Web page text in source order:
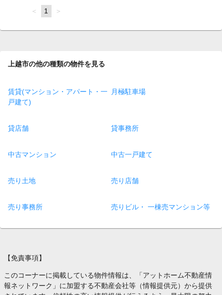
page
You're
page
1 page
上越市の他の種類の物件を見る
賃貸(マンション・アパート・一
戸建て)
月極駐車場
貸店舗 貸事務所
中古マンション 中古一戸建て
売り土地 売り店舗
売り事務所 売りビル・ 一棟売マンション等
【免責事項】
このコーナーに掲載している物件情報は、「アットホーム不動産情
報ネットワーク」に加盟する不動産会社等（情報提供元）から提供